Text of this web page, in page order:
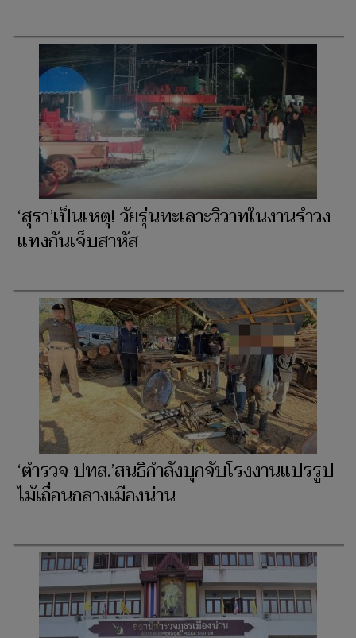
‘สุรา’เป็นเหตุ! วัยรุ่นทะเลาะวิวาทในงานรำวง
แทงกันเจ็บสาหัส
‘ตำรวจ ปทส.’สนธิกำลังบุกจับโรงงานแปรรูป
ไม้เถื่อนกลางเมืองน่าน